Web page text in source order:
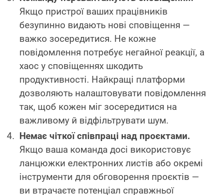
Якщо пристрої ваших працівників
безупинно видають нові сповіщення —
важко зосередитися. Не кожне
повідомлення потребує негайної реакції, а
хаос у сповіщеннях шкодить
продуктивності. Найкращі платформи
дозволяють налаштовувати повідомлення
так, щоб кожен міг зосередитися на
важливому й відфільтрувати шум.
Немає чіткої співпраці над проєктами.
Якщо ваша команда досі використовує
ланцюжки електронних листів або окремі
інструменти для обговорення проєктів —
ви втрачаєте потенціал справжньої